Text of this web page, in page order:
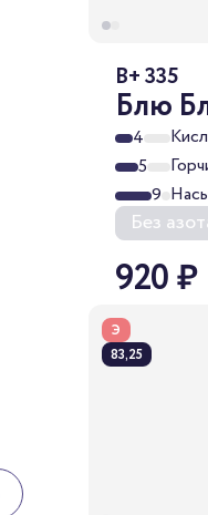
B+ 335
Блю
4
5
9
Без
920 ₽
Э
83,25